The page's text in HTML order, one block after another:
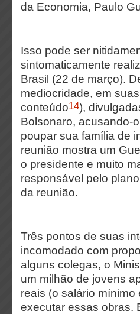
da Economia, Paulo
Isso pode ser
sintomaticamente
Brasil (22 de março).
mediocridade, em
conteúdo14),
Bolsonaro, acusando-
poupar sua família de
reunião mostra um
o presidente e muito
responsável pelo
da reunião.
Três pontos de suas
incomodado com
alguns colegas, o
um milhão de jovens
reais (o salário
executar essas obras.